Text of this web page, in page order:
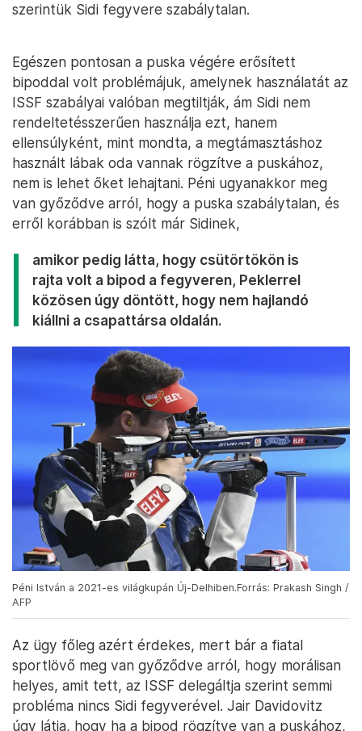
szerintük Sidi fegyvere szabálytalan.
Egészen pontosan a puska végére erősített
bipoddal volt problémájuk, amelynek használatát az
ISSF szabályai valóban megtiltják, ám Sidi nem
rendeltetésszerűen használja ezt, hanem
ellensúlyként, mint mondta, a megtámasztáshoz
használt lábak oda vannak rögzítve a puskához,
nem is lehet őket lehajtani. Péni ugyanakkor meg
van győződve arról, hogy a puska szabálytalan, és
erről korábban is szólt már Sidinek,
amikor pedig látta, hogy csütörtökön is
rajta volt a bipod a fegyveren, Peklerrel
közösen úgy döntött, hogy nem hajlandó
kiállni a csapattársa oldalán.
Péni István a 2021-es világkupán Új-Delhiben.Forrás: Prakash Singh /
AFP
Az ügy főleg azért érdekes, mert bár a fiatal
sportlövő meg van győződve arról, hogy morálisan
helyes, amit tett, az ISSF delegáltja szerint semmi
probléma nincs Sidi fegyverével. Jair Davidovitz
úgy látja, hogy ha a bipod rögzítve van a puskához,